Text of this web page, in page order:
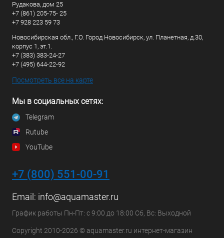
Рудакова, дом 25
+7 (861) 205-75- 25
+7 928 223 59 73
Новосибирская обл., Г.О. Город Новосибирск, ул. Планетная, д.30,
корпус 1, эт.1.
+7 (383) 383-24-27
+7 (495) 644-22-92
Посмотреть все на карте
Мы в социальных сетях:
Telegram
Rutube
YouTube
+7 (800) 551-00-91
Email: info@aquamaster.ru
График работы Пн-Пт: с 9:00 до 18:00 Сб, Вс: Выходной
Copyright 2010-2026 © aquamaster.ru интернет-магазин